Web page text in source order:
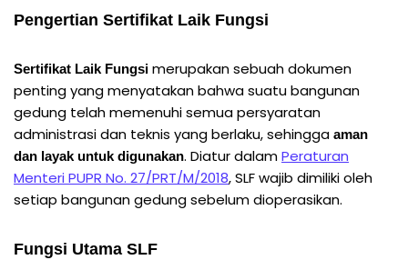
Pengertian Sertifikat Laik Fungsi
Sertifikat Laik Fungsi merupakan sebuah dokumen
penting yang menyatakan bahwa suatu bangunan
gedung telah memenuhi semua persyaratan
administrasi dan teknis yang berlaku, sehingga aman
dan layak untuk digunakan. Diatur dalamPeraturan
Menteri PUPR No. 27/PRT/M/2018, SLF wajib dimiliki oleh
setiap bangunan gedung sebelum dioperasikan.
Fungsi Utama SLF